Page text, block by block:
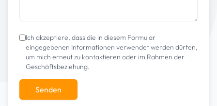
Ich akzeptiere, dass die in diesem Formular
eingegebenen Informationen verwendet werden dürfen,
um mich erneut zu kontaktieren oder im Rahmen der
Geschäftsbeziehung.
Senden